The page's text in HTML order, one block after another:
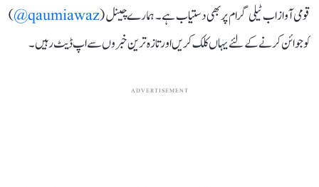
قومی آواز اب ٹیلی گرام پر بھی دستیاب ہے۔ ہمارے چینل (qaumiawaz@
)
کو جوائن کرنے کے لئے یہاں کلک کریں اور تازہ ترین خبروں سے اپ ڈیٹ رہیں۔
ADVERTISEMENT